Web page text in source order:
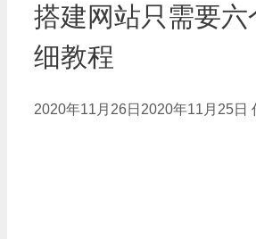
搭建网站只需要六
细教程
2020年11月26日 2020年11月25日